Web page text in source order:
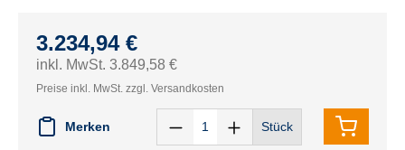
3.234,94 €
inkl. MwSt. 3.849,58 €
Preise inkl. MwSt. zzgl. Versandkosten
Merken Stück